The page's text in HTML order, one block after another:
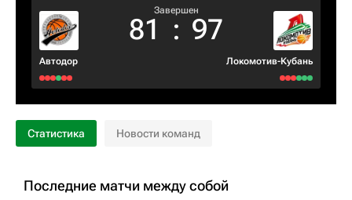
Автодор
Завершен
81 : 97
Локомотив-Кубань
Статистика Новости команд
Последние матчи между собой